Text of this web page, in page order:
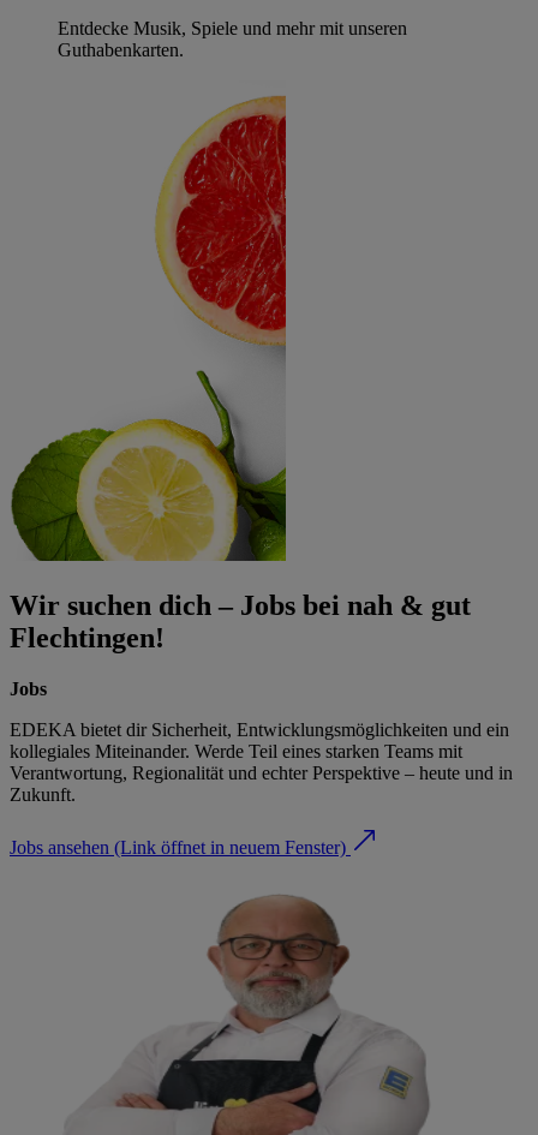
Entdecke Musik, Spiele und mehr mit unseren
Guthabenkarten.
Wir suchen dich – Jobs bei nah & gut
Flechtingen!
Jobs
EDEKA bietet dir Sicherheit, Entwicklungsmöglichkeiten und ein
kollegiales Miteinander. Werde Teil eines starken Teams mit
Verantwortung, Regionalität und echter Perspektive – heute und in
Zukunft.
Jobs ansehen (Link öffnet in neuem Fenster)